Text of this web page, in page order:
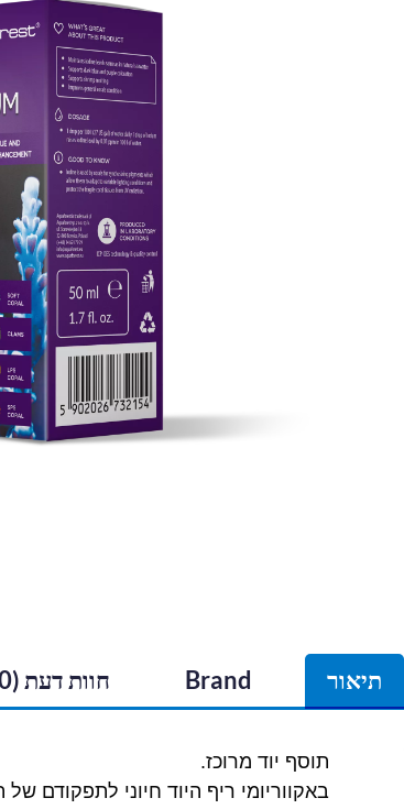
תיאור Brand חוות דעת (0)
תוסף יוד מרוכז.
באקווריומי ריף היוד חיוני לתפקודם